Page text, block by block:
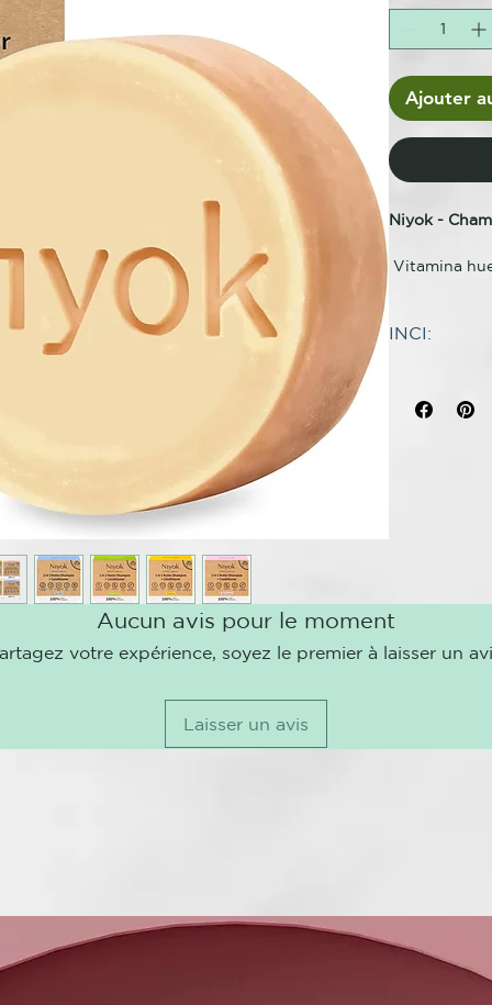
Ajouter
Niyok -
Vitamina
diferencia
champú
INCI:
Sodium
Aucun avis pour le moment
votre expérience, soyez le premier à laisser un
Laisser un avis